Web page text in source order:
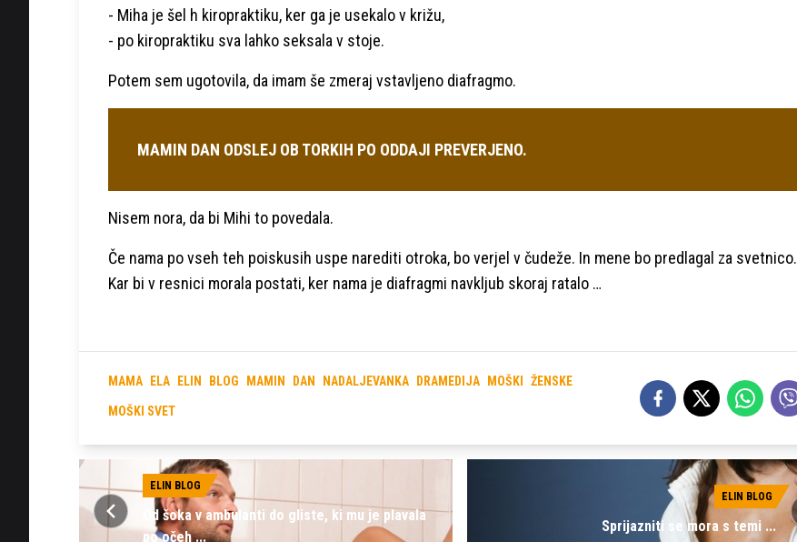
- Miha je šel h kiropraktiku, ker ga je usekalo v križu,
- po kiropraktiku sva lahko seksala v stoje.
Potem sem ugotovila, da imam še zmeraj vstavljeno diafragmo.
MAMIN DAN ODSLEJ OB TORKIH PO ODDAJI PREVERJENO.
Nisem nora, da bi Mihi to povedala.
Če nama po vseh teh poiskusih uspe narediti otroka, bo verjel v čudeže. In mene bo predlagal za svetnico.
Kar bi v resnici morala postati, ker nama je diafragmi navkljub skoraj ratalo …
MAMA ELA ELIN BLOG MAMIN DAN NADALJEVANKA DRAMEDIJA MOŠKI ŽENSKE
MOŠKI SVET
ELIN BLOG
Od šoka v ambulanti do gliste, ki mu je plavala
po očeh ...
ELIN BLOG
Sprijazniti se mora s temi ...